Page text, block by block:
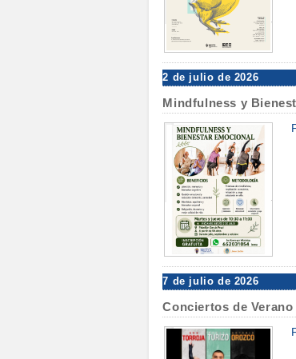
2 de julio de 2026
Mindfulness y
7 de julio de 2026
Conciertos de Verano